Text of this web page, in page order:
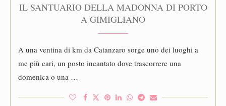
IL SANTUARIO DELLA MADONNA DI PORTO
A GIMIGLIANO
A una ventina di km da Catanzaro sorge uno dei luoghi a
me più cari, un posto incantato dove trascorrere una
domenica o una …